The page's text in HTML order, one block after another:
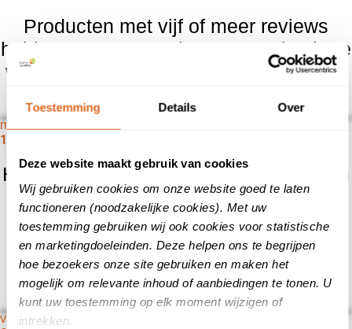
Toestemming Details Over
Deze website maakt gebruik van cookies
Wij gebruiken cookies om onze website goed te laten
functioneren (noodzakelijke cookies). Met uw
toestemming gebruiken wij ook cookies voor statistische
en marketingdoeleinden. Deze helpen ons te begrijpen
hoe bezoekers onze site gebruiken en maken het
mogelijk om relevante inhoud of aanbiedingen te tonen. U
kunt uw toestemming op elk moment wijzigen of
intrekken.
Producten met vijf of meer reviews
hebben 270% meer kans om gekocht te
worden
dan producten zonder reviews.
meer conversie
10
Het hebben van slechtséén review
kan
de conversie al met10% verhogen
terwijl50 reviewskunnen zorgen voor
een toename van bijna5%in het
conversiepercentage.
van klanten